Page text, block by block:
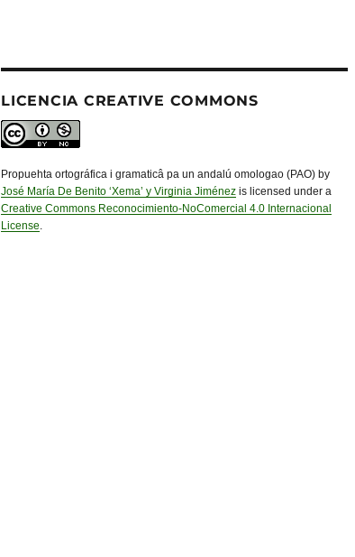
LICENCIA CREATIVE COMMONS
Propuehta ortográfica i gramaticâ pa un andalú omologao (PAO) by
José María De Benito ‘Xema’ y Virginia Jiménez is licensed under a
Creative Commons Reconocimiento-NoComercial 4.0 Internacional
License